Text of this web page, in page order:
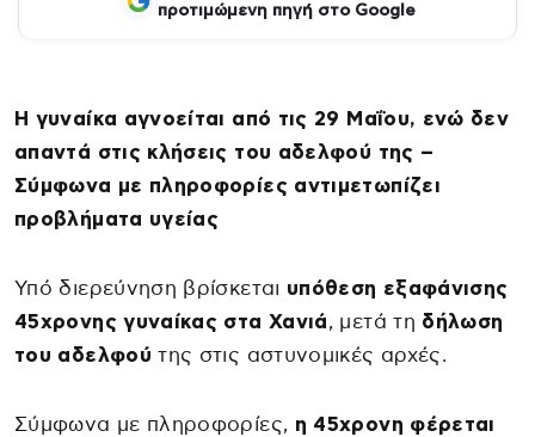
προτιμώμενη πηγή στο Google
Η γυναίκα αγνοείται από τις 29 Μαΐου, ενώ δεν
απαντά στις κλήσεις του αδελφού της –
Σύμφωνα με πληροφορίες αντιμετωπίζει
προβλήματα υγείας
Υπό διερεύνηση βρίσκεται υπόθεση εξαφάνισης
45χρονης γυναίκας στα Χανιά, μετά τη δήλωση
του αδελφού της στις αστυνομικές αρχές.
Σύμφωνα με πληροφορίες, η 45χρονη φέρεται